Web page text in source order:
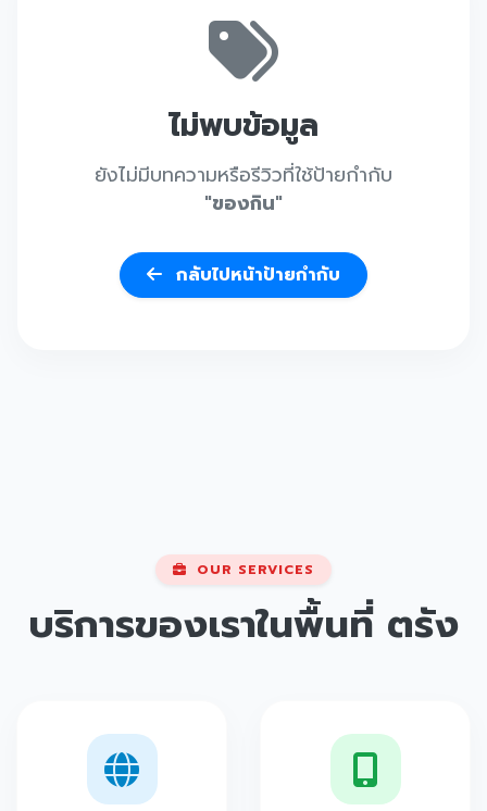
ไม่พบข้อมูล
ยังไม่มีบทความหรือรีวิวที่ใช้ป้ายกำกับ
"ของกิน"
กลับไปหน้าป้ายกำกับ
OUR SERVICES
บริการของเราในพื้นที่ ตรัง